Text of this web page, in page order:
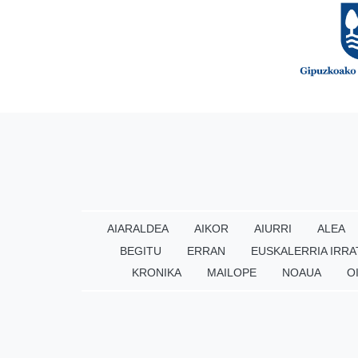
AIARALDEA AIKOR AIURRI ALEA
BEGITU
ERRAN EUSKALERRIA
KRONIKA
MAILOPE NOAUA